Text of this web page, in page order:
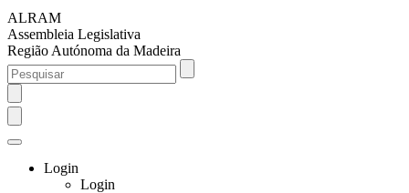
ALRAM
Assembleia Legislativa
Região Autónoma da Madeira
Login
Login